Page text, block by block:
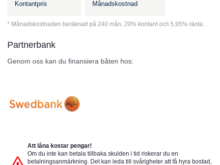
Kontantpris Månadskostnad
* Månadskostnaden beräknad på 240 mån, 20% kontant och 5,95% ränta.
Partnerbank
Genom oss kan du finansiera båten hos:
Att låna kostar pengar!
Om du inte kan betala tillbaka skulden i tid riskerar du en
betalningsanmärkning. Det kan leda till svårigheter att få hyra bostad,